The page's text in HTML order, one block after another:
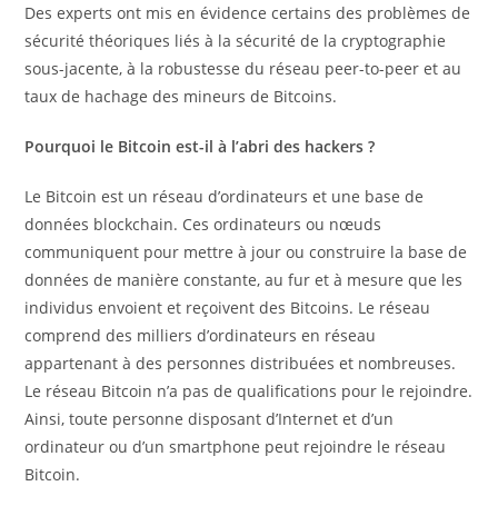
Des experts ont mis en évidence certains des problèmes de
sécurité théoriques liés à la sécurité de la cryptographie
sous-jacente, à la robustesse du réseau peer-to-peer et au
taux de hachage des mineurs de Bitcoins.
Pourquoi le Bitcoin est-il à l’abri des hackers ?
Le Bitcoin est un réseau d’ordinateurs et une base de
données blockchain. Ces ordinateurs ou nœuds
communiquent pour mettre à jour ou construire la base de
données de manière constante, au fur et à mesure que les
individus envoient et reçoivent des Bitcoins. Le réseau
comprend des milliers d’ordinateurs en réseau
appartenant à des personnes distribuées et nombreuses.
Le réseau Bitcoin n’a pas de qualifications pour le rejoindre.
Ainsi, toute personne disposant d’Internet et d’un
ordinateur ou d’un smartphone peut rejoindre le réseau
Bitcoin.